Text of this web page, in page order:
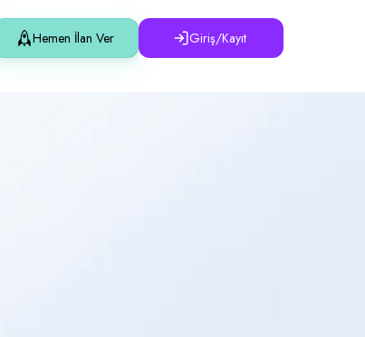
Hemen İlan Ver Giriş/Kayıt